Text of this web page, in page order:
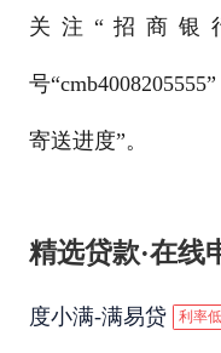
关注“招商银
号
寄送进度”。
精选贷款·在线
度小满-满易贷 利率低